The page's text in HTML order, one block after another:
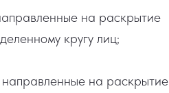
на раскрытие
кругу лиц;
на раскрытие